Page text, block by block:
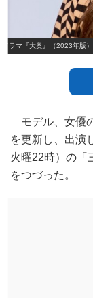
ドラマ『大奥』（2023年版
モデル、女優
を更新し、出演
火曜22時）の「
をつづった。